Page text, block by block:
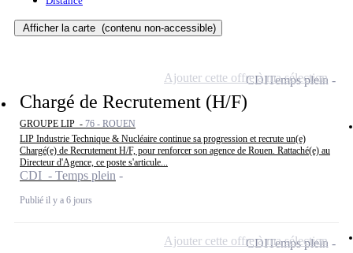
Afficher la carte (contenu non-accessible)
Chargé de Recrutement (H/F)
GROUPE LIP - 76 - ROUEN
LIP Industrie Technique & Nucléaire continue sa progression et recrute un(e)
Chargé(e) de Recrutement H/F, pour renforcer son agence de Rouen. Rattaché(e) au
Directeur d'Agence, ce poste s'articule...
CDI - Temps plein
Publié il y a 6 jours
CDITemps plein
Ajouter cette offre à ma sélection
CDITemps plein
Ajouter cette offre à ma sélection